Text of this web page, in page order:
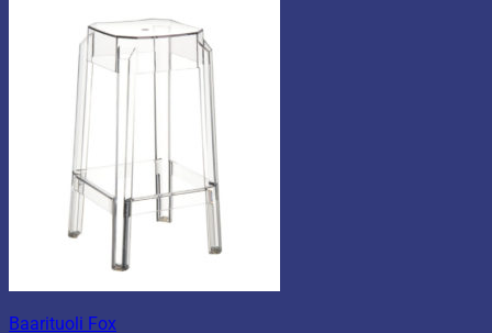
Baarituoli Fox